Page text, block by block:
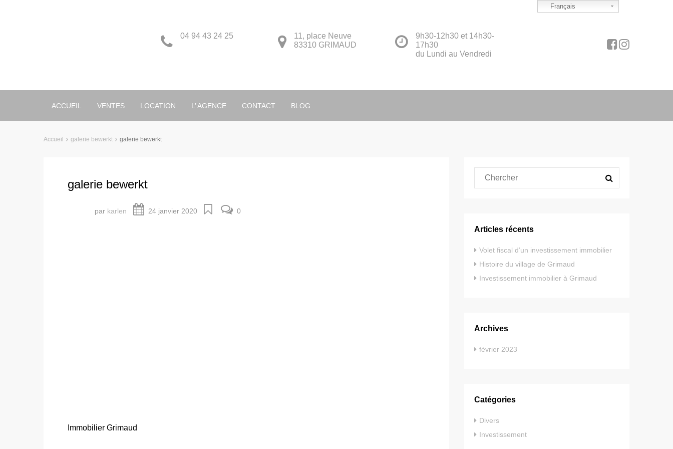
9h30-12h30 et 14h30-
17h30
du Lundi au Vendredi
11, place Neuve
83310 GRIMAUD
04 94 43 24 25
ACCUEIL VENTES LOCATION L’ AGENCE CONTACT BLOG
Accueil galerie bewerkt galerie bewerkt
galerie bewerkt
par karlen 24 janvier 2020 0
Immobilier Grimaud
Articles récents
Volet fiscal d’un investissement immobilier
Histoire du village de Grimaud
Investissement immobilier à Grimaud
Archives
février 2023
Catégories
Divers
Investissement
Français